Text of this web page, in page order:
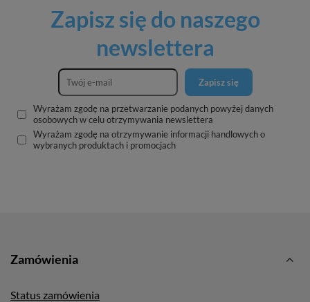
Zapisz się do naszego
newslettera
Zapisz się
Wyrażam zgodę na przetwarzanie podanych powyżej danych
osobowych w celu otrzymywania newslettera
Wyrażam zgodę na otrzymywanie informacji handlowych o
wybranych produktach i promocjach
Zamówienia
Status zamówienia